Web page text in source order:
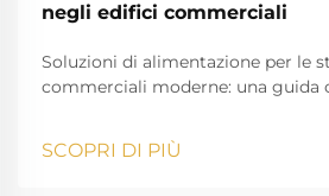
negli edifici commerciali
Soluzioni di alimentazione per le
commerciali moderne: una guida
garantire un'offerta di energia
fondamentale per le operazioni
SCOPRI DI PIÙ